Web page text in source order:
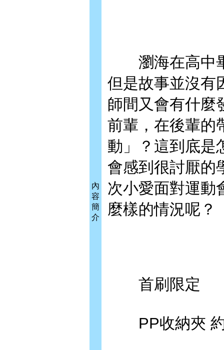
內
容
簡
介
瀏海在高中畢
但是故事並沒有
師間又會有什麼
前輩，在後輩的
動」？這到底是
會感到很討厭的
次小愛面對運動
麼樣的情況呢？
首刷限定
PP收納夾 約